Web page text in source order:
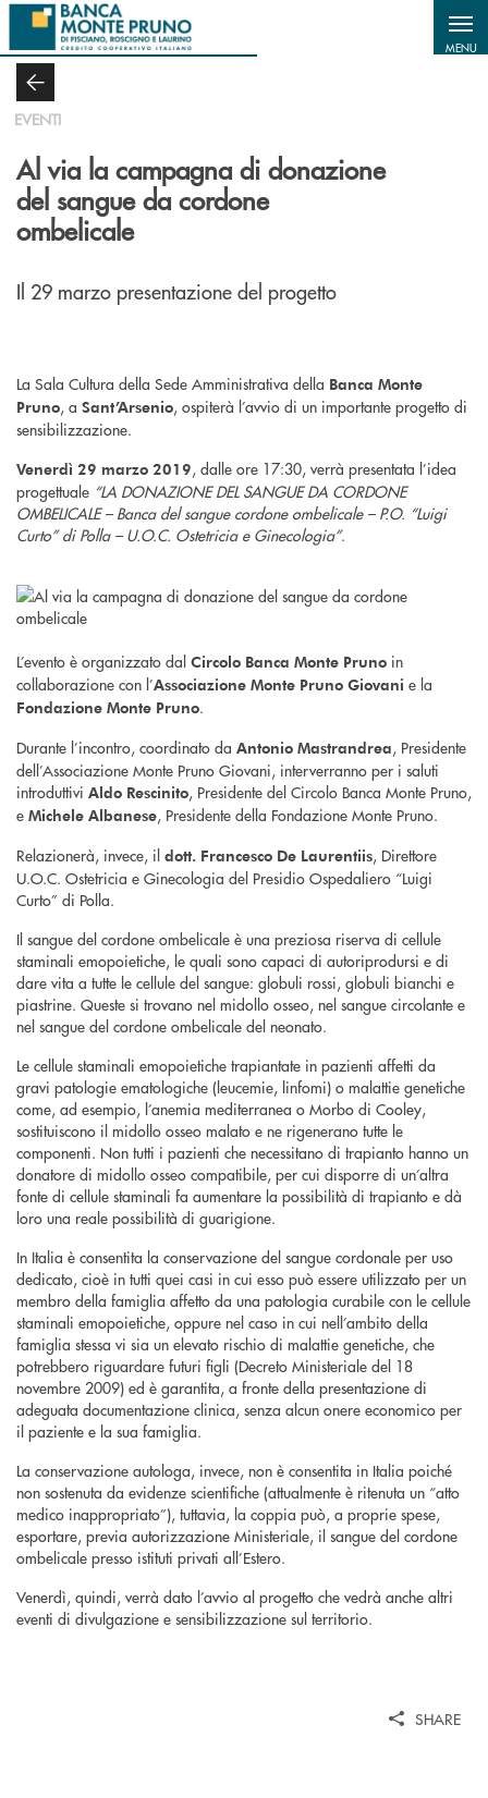
Salta al contenuto principale
MENU
EVENTI
Al via la campagna di donazione
del sangue da cordone
ombelicale
Il 29 marzo presentazione del progetto
La Sala Cultura della Sede Amministrativa della Banca Monte
Pruno, a Sant’Arsenio, ospiterà l’avvio di un importante progetto di
sensibilizzazione.
Venerdì 29 marzo 2019, dalle ore 17:30, verrà presentata l’idea
progettuale “LA DONAZIONE DEL SANGUE DA CORDONE
OMBELICALE – Banca del sangue cordone ombelicale – P.O. “Luigi
Curto” di Polla – U.O.C. Ostetricia e Ginecologia”.
L’evento è organizzato dal Circolo Banca Monte Pruno in
collaborazione con l’Associazione Monte Pruno Giovani e la
Fondazione Monte Pruno.
Durante l’incontro, coordinato da Antonio Mastrandrea, Presidente
dell’Associazione Monte Pruno Giovani, interverranno per i saluti
introduttivi Aldo Rescinito, Presidente del Circolo Banca Monte Pruno,
e Michele Albanese, Presidente della Fondazione Monte Pruno.
Relazionerà, invece, il dott. Francesco De Laurentiis, Direttore
U.O.C. Ostetricia e Ginecologia del Presidio Ospedaliero “Luigi
Curto” di Polla.
Il sangue del cordone ombelicale è una preziosa riserva di cellule
staminali emopoietiche, le quali sono capaci di autoriprodursi e di
dare vita a tutte le cellule del sangue: globuli rossi, globuli bianchi e
piastrine. Queste si trovano nel midollo osseo, nel sangue circolante e
nel sangue del cordone ombelicale del neonato.
Le cellule staminali emopoietiche trapiantate in pazienti affetti da
gravi patologie ematologiche (leucemie, linfomi) o malattie genetiche
come, ad esempio, l’anemia mediterranea o Morbo di Cooley,
sostituiscono il midollo osseo malato e ne rigenerano tutte le
componenti. Non tutti i pazienti che necessitano di trapianto hanno un
donatore di midollo osseo compatibile, per cui disporre di un’altra
fonte di cellule staminali fa aumentare la possibilità di trapianto e dà
loro una reale possibilità di guarigione.
In Italia è consentita la conservazione del sangue cordonale per uso
dedicato, cioè in tutti quei casi in cui esso può essere utilizzato per un
membro della famiglia affetto da una patologia curabile con le cellule
staminali emopoietiche, oppure nel caso in cui nell’ambito della
famiglia stessa vi sia un elevato rischio di malattie genetiche, che
potrebbero riguardare futuri figli (Decreto Ministeriale del 18
novembre 2009) ed è garantita, a fronte della presentazione di
adeguata documentazione clinica, senza alcun onere economico per
il paziente e la sua famiglia.
La conservazione autologa, invece, non è consentita in Italia poiché
non sostenuta da evidenze scientifiche (attualmente è ritenuta un “atto
medico inappropriato”), tuttavia, la coppia può, a proprie spese,
esportare, previa autorizzazione Ministeriale, il sangue del cordone
ombelicale presso istituti privati all’Estero.
Venerdì, quindi, verrà dato l’avvio al progetto che vedrà anche altri
eventi di divulgazione e sensibilizzazione sul territorio.
SHARE